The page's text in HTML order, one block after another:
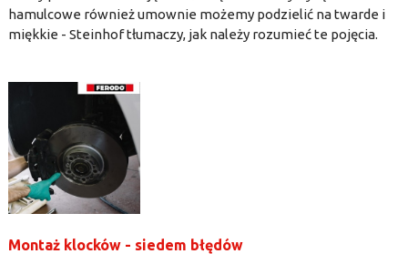
hamulcowe również umownie możemy podzielić na twarde i
miękkie - Steinhof tłumaczy, jak należy rozumieć te pojęcia.
Montaż klocków - siedem błędów